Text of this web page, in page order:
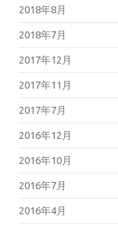
2018年8月
2018年7月
2017年12月
2017年11月
2017年7月
2016年12月
2016年10月
2016年7月
2016年4月